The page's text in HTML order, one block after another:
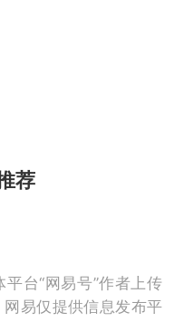
荐
台“网易号”作者上传
易仅提供信息发布平